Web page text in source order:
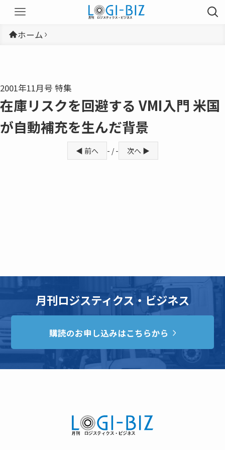
ホーム
2001年11月号 特集
在庫リスクを回避する VMI入門 米国
が自動補充を生んだ背景
◀ 前へ - / - 次へ ▶
月刊ロジスティクス・ビジネス
購読のお申し込みはこちらから